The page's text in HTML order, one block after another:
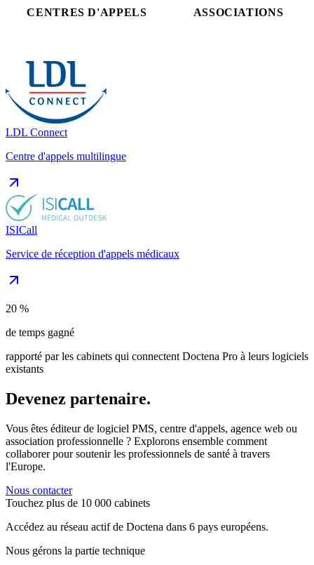
CENTRES D'APPELS ASSOCIATIONS
LDL Connect
Centre d'appels multilingue
ISICall
Service de réception d'appels médicaux
20 %
de temps gagné
rapporté par les cabinets qui connectent Doctena Pro à leurs logiciels
existants
Devenez partenaire.
Vous êtes éditeur de logiciel PMS, centre d'appels, agence web ou
association professionnelle ? Explorons ensemble comment
collaborer pour soutenir les professionnels de santé à travers
l'Europe.
Nous contacter
Touchez plus de 10 000 cabinets
Accédez au réseau actif de Doctena dans 6 pays européens.
Nous gérons la partie technique